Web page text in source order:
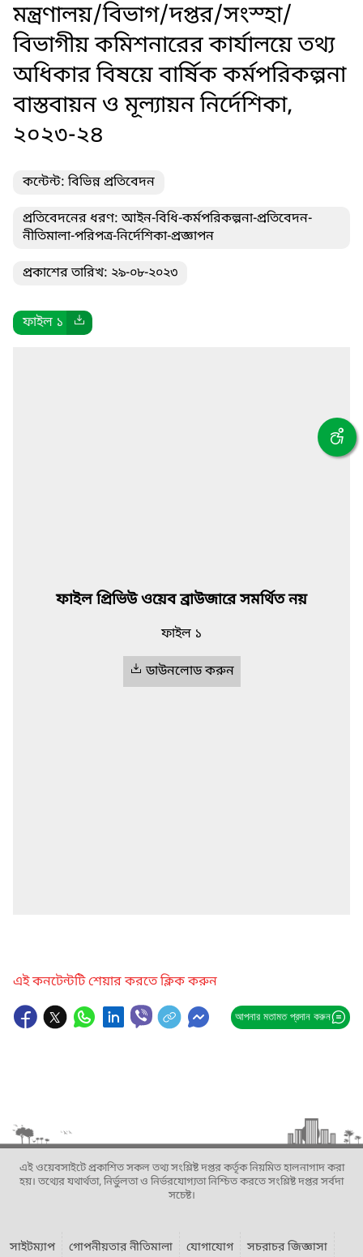
মন্ত্রণালয়/বিভাগ/দপ্তর/সংস্হা/
বিভাগীয় কমিশনারের কার্যালয়ে তথ্য
অধিকার বিষয়ে বার্ষিক কর্মপরিকল্পনা
বাস্তবায়ন ও মূল্যায়ন নির্দেশিকা,
২০২৩-২৪
কন্টেন্ট: বিভিন্ন প্রতিবেদন
প্রতিবেদনের ধরণ: আইন-বিধি-কর্মপরিকল্পনা-প্রতিবেদন-
নীতিমালা-পরিপত্র-নির্দেশিকা-প্রজ্ঞাপন
প্রকাশের তারিখ: ২৯-০৮-২০২৩
ফাইল ১
ফাইল প্রিভিউ ওয়েব ব্রাউজারে সমর্থিত নয়
ফাইল ১
ডাউনলোড করুন
এই কনটেন্টটি শেয়ার করতে ক্লিক করুন
আপনার মতামত প্রদান করুন
এই ওয়েবসাইটে প্রকাশিত সকল তথ্য সংশ্লিষ্ট দপ্তর কর্তৃক নিয়মিত হালনাগাদ করা
হয়। তথ্যের যথার্থতা, নির্ভুলতা ও নির্ভরযোগ্যতা নিশ্চিত করতে সংশ্লিষ্ট দপ্তর সর্বদা
সচেষ্ট।
সাইটম্যাপ গোপনীয়তার নীতিমালা যোগাযোগ সচরাচর জিজ্ঞাসা